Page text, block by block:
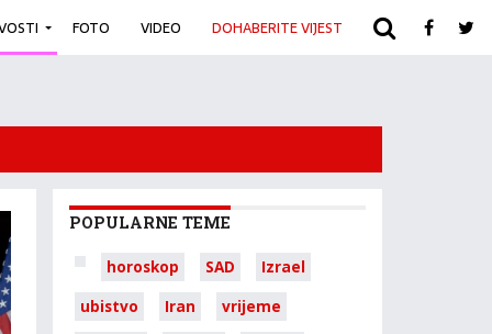
FOTO VIDEO DOHABERITE VIJEST ARHIVA
POPULARNE TEME
horoskop SAD
Izrael
ubistvo
Iran
vrijeme